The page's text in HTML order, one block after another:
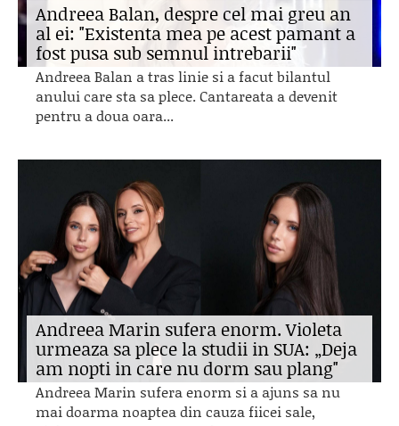
Andreea Balan, despre cel mai greu an
al ei: "Existenta mea pe acest pamant a
fost pusa sub semnul intrebarii"
Andreea Balan a tras linie si a facut bilantul
anului care sta sa plece. Cantareata a devenit
pentru a doua oara...
Andreea Marin sufera enorm. Violeta
urmeaza sa plece la studii in SUA: „Deja
am nopti in care nu dorm sau plang"
Andreea Marin sufera enorm si a ajuns sa nu
mai doarma noaptea din cauza fiicei sale,